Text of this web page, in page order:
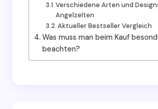
Verschiedene Arten und
Angelzelten
Aktueller Bestseller Vergleich
Was muss man beim Kauf
beachten?